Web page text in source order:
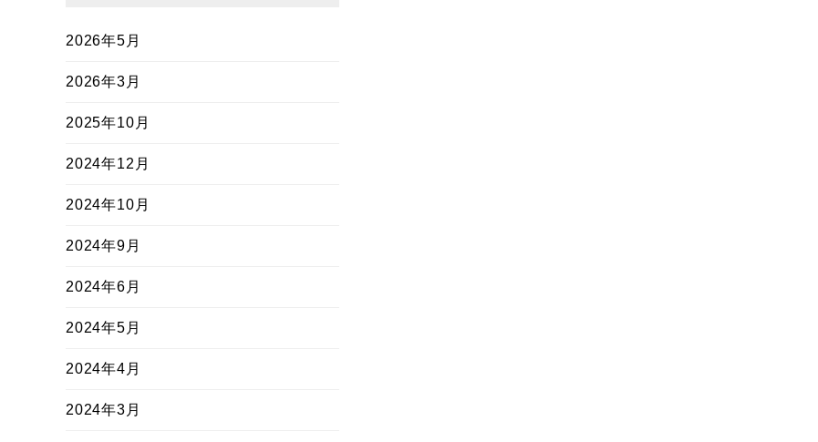
2026年5月
2026年3月
2025年10月
2024年12月
2024年10月
2024年9月
2024年6月
2024年5月
2024年4月
2024年3月